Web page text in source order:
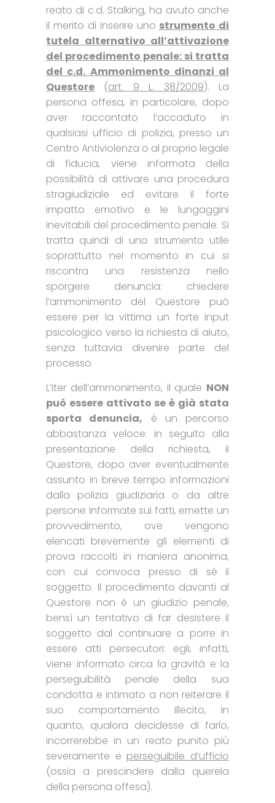
reato di c.d. Stalking, ha avuto anche
il merito di inserire uno strumento di
tutela alternativo all’attivazione
del procedimento penale: si tratta
del c.d. Ammonimento dinanzi al
Questore (art. 9 L. 38/2009). La
persona offesa, in particolare, dopo
aver raccontato l’accaduto in
qualsiasi ufficio di polizia, presso un
Centro Antiviolenza o al proprio legale
di fiducia, viene informata della
possibilità di attivare una procedura
stragiudiziale ed evitare il forte
impatto emotivo e le lungaggini
inevitabili del procedimento penale. Si
tratta quindi di uno strumento utile
soprattutto nel momento in cui si
riscontra una resistenza nello
sporgere denuncia: chiedere
l’ammonimento del Questore può
essere per la vittima un forte input
psicologico verso la richiesta di aiuto,
senza tuttavia divenire parte del
processo.
L’iter dell’ammonimento, il quale NON
può essere attivato se è già stata
sporta denuncia, è un percorso
abbastanza veloce: in seguito alla
presentazione della richiesta, il
Questore, dopo aver eventualmente
assunto in breve tempo informazioni
dalla polizia giudiziaria o da altre
persone informate sui fatti, emette un
provvedimento, ove vengono
elencati brevemente gli elementi di
prova raccolti in maniera anonima,
con cui convoca presso di sé il
soggetto. Il procedimento davanti al
Questore non è un giudizio penale,
bensì un tentativo di far desistere il
soggetto dal continuare a porre in
essere atti persecutori: egli, infatti,
viene informato circa la gravità e la
perseguibilità penale della sua
condotta e intimato a non reiterare il
suo comportamento illecito, in
quanto, qualora decidesse di farlo,
incorrerebbe in un reato punito più
severamente e perseguibile d’ufficio
(ossia a prescindere dalla querela
della persona offesa).